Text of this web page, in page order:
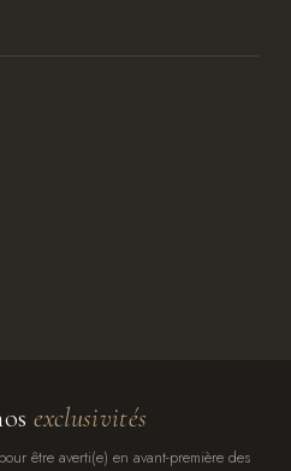
exclusivités
être averti(e) en avant-première des